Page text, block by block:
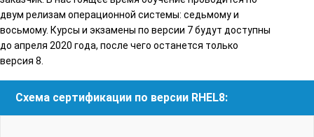
двум релизам операционной системы: седьмому и
восьмому. Курсы и экзамены по версии 7 будут доступны
до апреля 2020 года, после чего останется только
версия 8.
Схема сертификации по версии RHEL8: